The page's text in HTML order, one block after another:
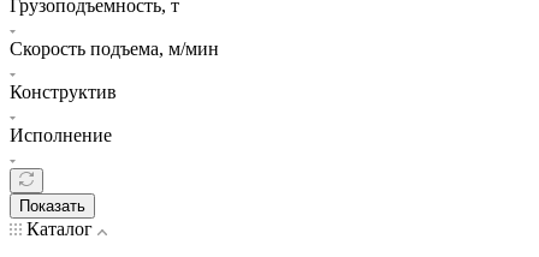
Грузоподъемность, т
Скорость подъема, м/мин
Конструктив
Исполнение
Показать
Каталог